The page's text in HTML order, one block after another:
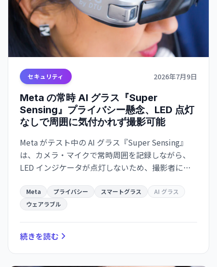
セキュリティ 2026年7月9日
Meta の常時 AI グラス『Super
Sensing』プライバシー懸念、LED 点灯
なしで周囲に気付かれず撮影可能
Meta がテスト中の AI グラス『Super Sensing』
は、カメラ・マイクで常時周囲を記録しながら、
LED インジケータが点灯しないため、撮影者に気
に利用する計画も明らかになり、プライバシー及
び GDPR 対応への懸念が急速に高まっています。
Meta プライバシー スマートグラス
AI グラス
ウェアラブル
続きを読む